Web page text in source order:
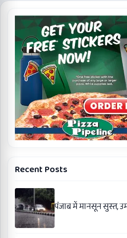
Recent Posts
पंजाब में मानसून सुस्त,